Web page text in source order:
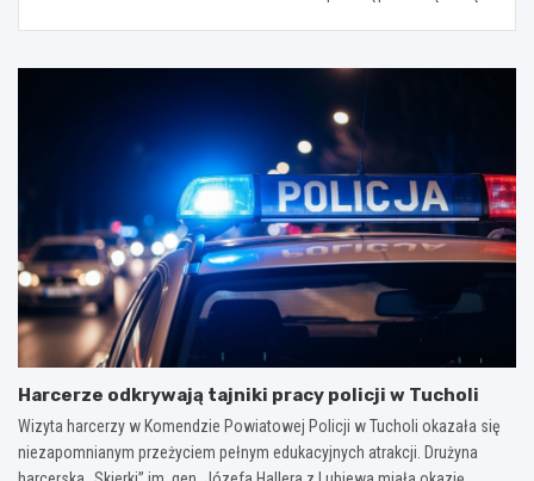
Harcerze odkrywają tajniki pracy policji w Tucholi
Wizyta harcerzy w Komendzie Powiatowej Policji w Tucholi okazała się
niezapomnianym przeżyciem pełnym edukacyjnych atrakcji. Drużyna